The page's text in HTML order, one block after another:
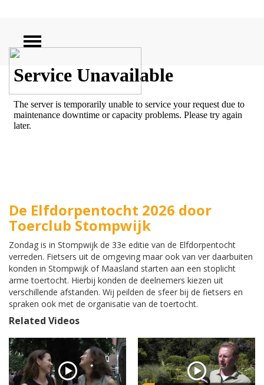
ZOEKEN
De Elfdorpentocht 2026 door
Toerclub Stompwijk
Zondag is in Stompwijk de 33e editie van de Elfdorpentocht
verreden. Fietsers uit de omgeving maar ook van ver daarbuiten
konden in Stompwijk of Maasland starten aan een stoplicht
arme toertocht. Hierbij konden de deelnemers kiezen uit
verschillende afstanden. Wij peilden de sfeer bij de fietsers en
spraken ook met de organisatie van de toertocht.
Related Videos